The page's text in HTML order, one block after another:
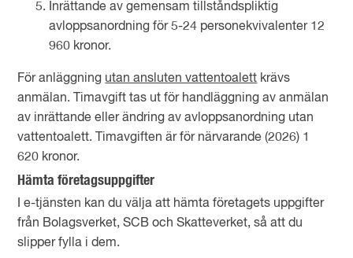
Inrättande av gemensam tillståndspliktig
avloppsanordning för 5-24 personekvivalenter 12
960 kronor.
För anläggning utan ansluten vattentoalett krävs
anmälan. Timavgift tas ut för handläggning av anmälan
av inrättande eller ändring av avloppsanordning utan
vattentoalett. Timavgiften är för närvarande (2026) 1
620 kronor.
Hämta företagsuppgifter
I e-tjänsten kan du välja att hämta företagets uppgifter
från Bolagsverket, SCB och Skatteverket, så att du
slipper fylla i dem.